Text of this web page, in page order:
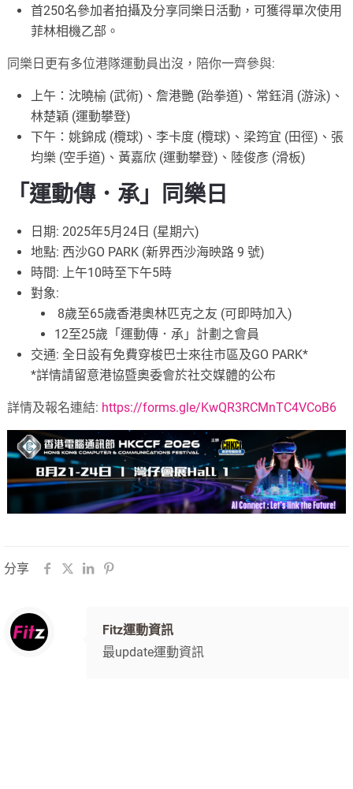
首250名參加者拍攝及分享同樂日活動，可獲得單次使用
菲林相機乙部。
同樂日更有多位港隊運動員出沒，陪你一齊參與:
上午：沈曉榆 (武術)、詹港艷 (跆拳道)、常鈺涓 (游泳)、
林楚穎 (運動攀登)
下午：姚錦成 (欖球)、李卡度 (欖球)、梁筠宜 (田徑)、張
均樂 (空手道)、黃嘉欣 (運動攀登)、陸俊彥 (滑板)
「運動傳．承」同樂日
日期: 2025年5月24日 (星期六)
地點: 西沙GO PARK (新界西沙海映路 9 號)
時間: 上午10時至下午5時
對象:
8歲至65歲香港奧林匹克之友 (可即時加入)
12至25歲「運動傳．承」計劃之會員
交通: 全日設有免費穿梭巴士來往市區及GO PARK*
*詳情請留意港協暨奧委會於社交媒體的公布
詳情及報名連結: https://forms.gle/KwQR3RCMnTC4VCoB6
分享
Fitz運動資訊
最update運動資訊